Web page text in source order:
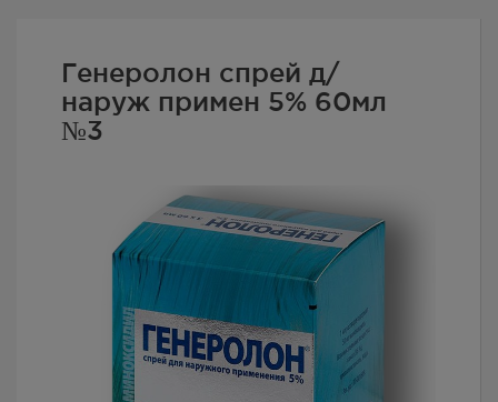
Генеролон спрей д/
наруж примен 5% 60мл
№3